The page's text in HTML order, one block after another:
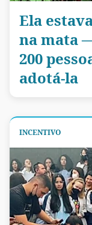
Ela
na mata
200
adotá-la
INCENTIVO